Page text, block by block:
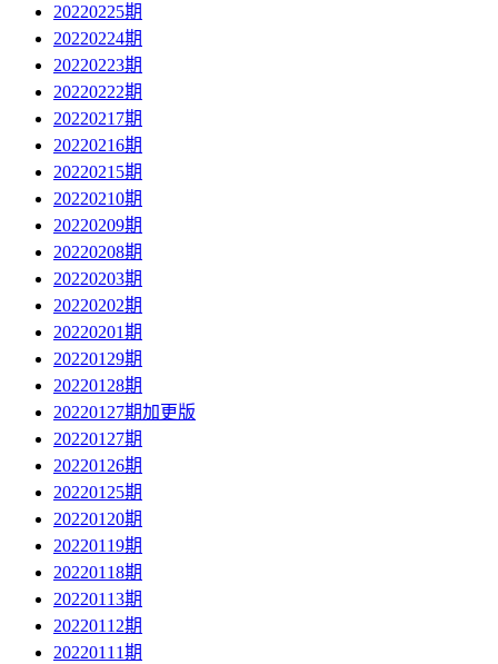
20220225期
20220224期
20220223期
20220222期
20220217期
20220216期
20220215期
20220210期
20220209期
20220208期
20220203期
20220202期
20220201期
20220129期
20220128期
20220127期加更版
20220127期
20220126期
20220125期
20220120期
20220119期
20220118期
20220113期
20220112期
20220111期